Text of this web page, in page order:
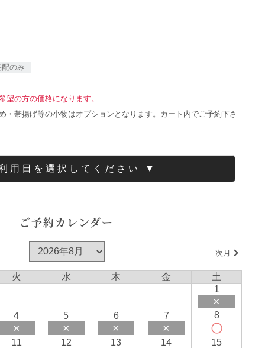
のみ
望の方の価格になります。
帯揚げ等の小物はオプションとなります。カート内でご予約下さ
用日を選択してください ▼
ご予約カレンダー
次月
火 水 木 金
土
1
×
4
×
5
×
6
×
7
×
8
〇
11 12 13 14 15